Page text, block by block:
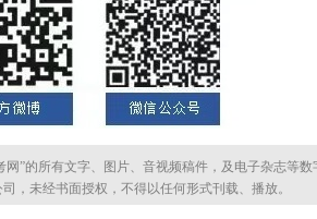
网”的所有文字、图片、音视频稿件，及电子杂志等数
，未经书面授权，不得以任何形式刊载、播放。